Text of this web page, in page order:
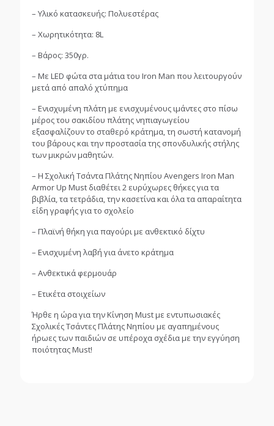
– Υλικό κατασκευής: Πολυεστέρας
– Χωρητικότητα: 8L
– Βάρος: 350γρ.
– Με LED φώτα στα μάτια του Iron Man που λειτουργούν
μετά από απαλό χτύπημα
– Ενισχυμένη πλάτη με ενισχυμένους ιμάντες στο πίσω
μέρος του σακιδίου πλάτης νηπιαγωγείου
εξασφαλίζουν το σταθερό κράτημα, τη σωστή κατανομή
του βάρους και την προστασία της σπονδυλικής στήλης
των μικρών μαθητών.
– H Σχολική Τσάντα Πλάτης Νηπίου Avengers Iron Man
Armor Up Must διαθέτει 2 ευρύχωρες θήκες για τα
βιβλία, τα τετράδια, την κασετίνα και όλα τα απαραίτητα
είδη γραφής για το σχολείο
– Πλαϊνή θήκη για παγούρι με ανθεκτικό δίχτυ
– Ενισχυμένη λαβή για άνετο κράτημα
– Ανθεκτικά φερμουάρ
– Ετικέτα στοιχείων
Ήρθε η ώρα για την Κίνηση Must με εντυπωσιακές
Σχολικές Τσάντες Πλάτης Νηπίου με αγαπημένους
ήρωες των παιδιών σε υπέροχα σχέδια με την εγγύηση
ποιότητας Must!